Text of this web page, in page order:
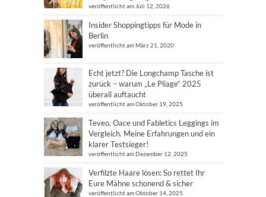
veröffentlicht am Juli 12, 2026
Insider Shoppingtipps für Mode in
Berlin
veröffentlicht am März 21, 2020
Echt jetzt? Die Longchamp Tasche ist
zurück – warum „Le Pliage“ 2025
überall auftaucht
veröffentlicht am Oktober 19, 2025
Teveo, Oace und Fabletics Leggings im
Vergleich. Meine Erfahrungen und ein
klarer Testsieger!
veröffentlicht am Dezember 12, 2025
Verfilzte Haare lösen: So rettet Ihr
Eure Mähne schonend & sicher
veröffentlicht am Oktober 14, 2025